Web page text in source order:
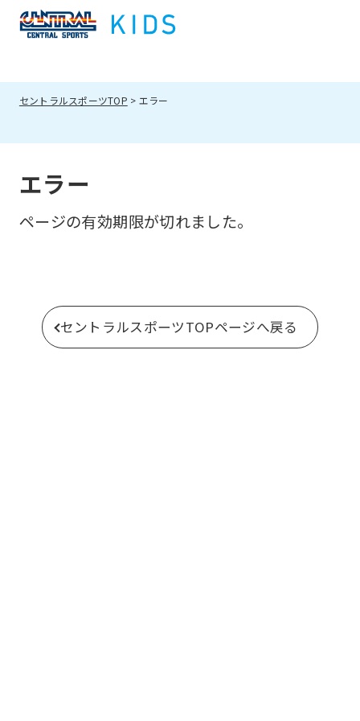
セントラルスポーツTOP エラー
エラー
ページの有効期限が切れました。
セントラルスポーツTOPページへ戻る